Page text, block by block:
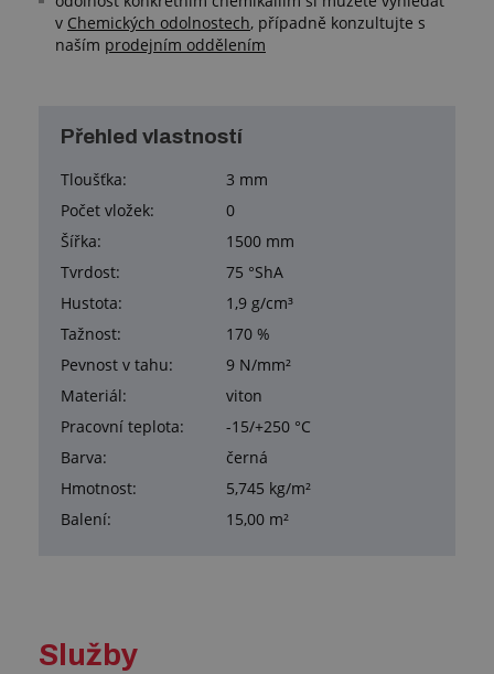
v Chemických odolnostech, případně konzultujte s
naším prodejním oddělením
Přehled vlastností
Tloušťka:
3 mm
Počet vložek:
0
Šířka:
1500 mm
Tvrdost:
75 °ShA
Hustota:
1,9 g/cm³
Tažnost:
170 %
Pevnost v tahu:
9 N/mm²
Materiál:
viton
Pracovní teplota:
-15/+250 °C
Barva:
černá
Hmotnost:
5,745 kg/m²
Balení:
15,00 m²
Služby